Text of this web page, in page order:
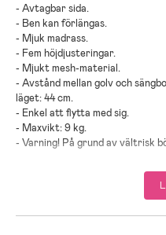
- Avtagbar sida.
- Ben kan förlängas.
- Mjuk madrass.
- Fem höjdjusteringar.
- Mjukt mesh-material.
- Avstånd mellan golv och
läget: 44 cm.
- Enkel att flytta med sig.
- Maxvikt: 9 kg.
- Varning! På grund av vältrisk
- Rekommenderad ålder: Från